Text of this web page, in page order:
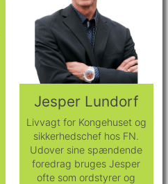
Jesper Lundorf
Livvagt for Kongehuset og
sikkerhedschef hos FN.
Udover sine spændende
foredrag bruges Jesper
ofte som ordstyrer og